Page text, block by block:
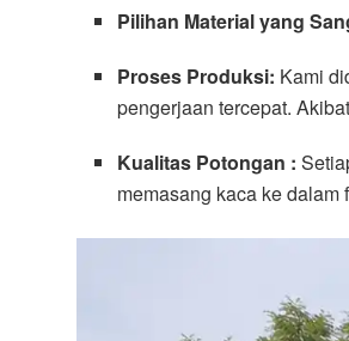
Pilihan Material yang
Proses Produksi: Kami
pengerjaan tercepat.
Kualitas Potongan :
memasang kaca ke